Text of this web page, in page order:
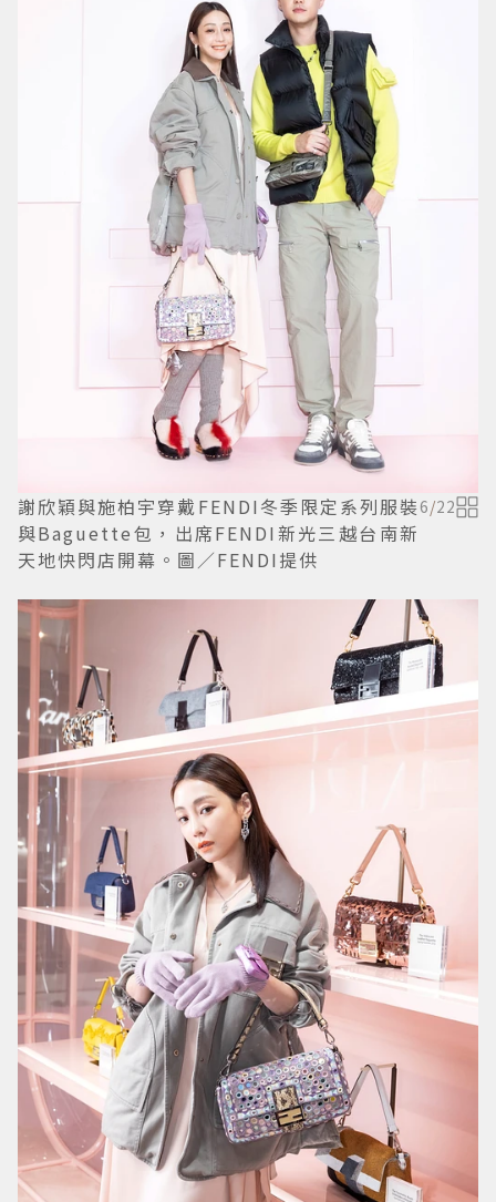
謝欣穎與施柏宇穿戴FENDI冬季限定系列服裝
與Baguette包，出席FENDI新光三越台南新
天地快閃店開幕。圖／FENDI提供
6/22